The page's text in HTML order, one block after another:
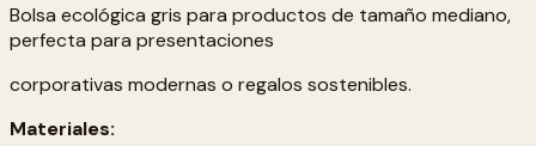
Bolsa ecológica gris para productos de tamaño mediano,
perfecta para presentaciones
corporativas modernas o regalos sostenibles.
Materiales: